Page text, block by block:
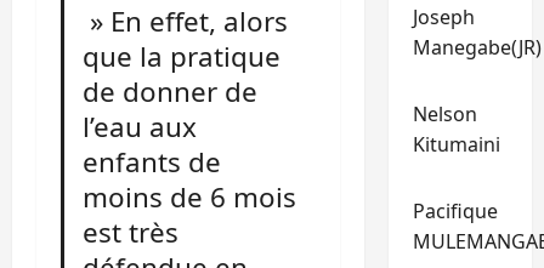
» En effet, alors
que la pratique
de donner de
l’eau aux
enfants de
moins de 6 mois
est très
Joseph
Manegabe(JR)
Nelson
Kitumaini
Pacifique